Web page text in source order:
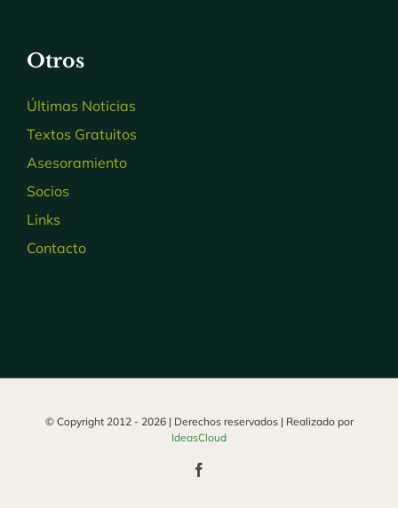
Otros
Últimas Noticias
Textos Gratuitos
Asesoramiento
Socios
Links
Contacto
© Copyright 2012 - 2026 | Derechos reservados | Realizado por
IdeasCloud